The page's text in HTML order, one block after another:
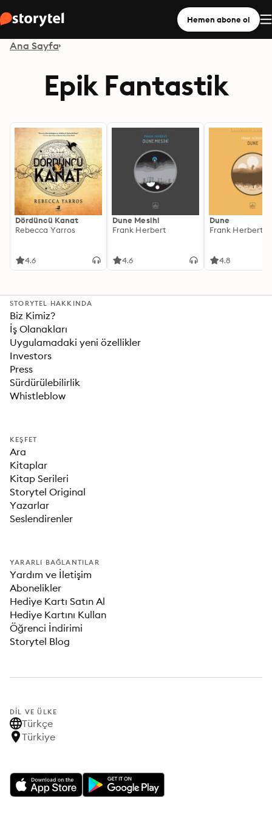
Hemen abone ol
Ana Sayfa
Epik Fantastik
Dördüncü Kanat
Rebecca Yarros
4.6
Dune Mesihi
Frank Herbert
4.6
Dune
Frank Herbert
4.8
STORYTEL HAKKINDA
Biz Kimiz?
İş Olanakları
Uygulamadaki yeni özellikler
Investors
Press
Sürdürülebilirlik
Whistleblow
KEŞFET
Ara
Kitaplar
Kitap Serileri
Storytel Original
Yazarlar
Seslendirenler
YARARLI BAĞLANTILAR
Yardım ve İletişim
Abonelikler
Hediye Kartı Satın Al
Hediye Kartını Kullan
Öğrenci İndirimi
Storytel Blog
DIL VE ÜLKE
Türkçe
Türkiye